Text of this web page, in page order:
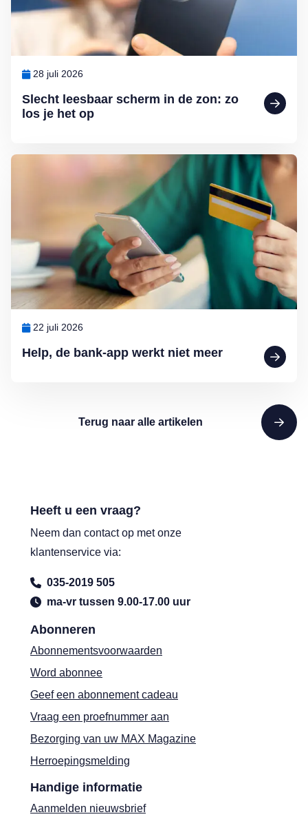
Slecht leesbaar scherm in de zon: zo
los je het op
28 juli 2026
Help, de bank-app werkt niet meer
22 juli 2026
Lees meer over Help, de bank-app werkt niet meer
Terug naar alle artikelen
Abonneren
Abonnementsvoorwaarden
Word abonnee
Geef een abonnement cadeau
Vraag een proefnummer aan
Bezorging van uw MAX Magazine
Herroepingsmelding
Handige informatie
Aanmelden nieuwsbrief
Heeft u een vraag?
Neem dan contact op met onze
klantenservice via:
035-2019 505
ma-vr tussen 9.00-17.00 uur